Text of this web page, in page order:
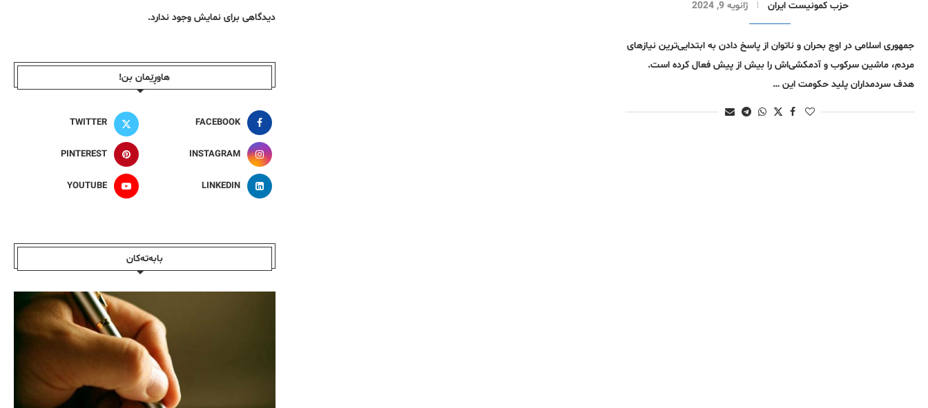
حزب کمونیست ایران ژانویه 9, 2024
جمهوری اسلامی در اوج بحران و ناتوان از پاسخ دادن به ابتدایی‌‌ترین نیازهای
مردم، ماشین سرکوب و آدمکشی‌اش را بیش از پیش فعال کرده است.
هدف سردمداران پلید حکومت این …
دیدگاهی برای نمایش وجود ندارد.
هاوڕێمان بن!
FACEBOOK
TWITTER
INSTAGRAM
PINTEREST
LINKEDIN
YOUTUBE
بابەتەکان